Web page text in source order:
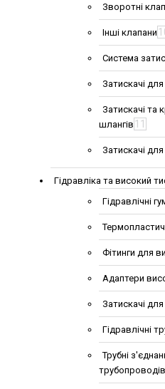
Зворотні
Інші клапани
Система
Затискачі для
Затискачі та
шлангів 11
Затискачі
Гідравліка та високий
Гідравлічні
Фітинги для
Адаптери
Затискачі
Гідравлічні
Трубні
трубопроводів